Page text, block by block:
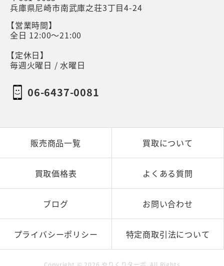
兵庫県尼崎市南武庫之荘3丁目4-24
【営業時間】
全日 12:00～21:00
【定休日】
毎週火曜日 / 水曜日
06-6437-0081
販売商品一覧 買取について
買取価格表 よくある質問
ブログ お問い合わせ
プライバシーポリシー 特定商取引法について